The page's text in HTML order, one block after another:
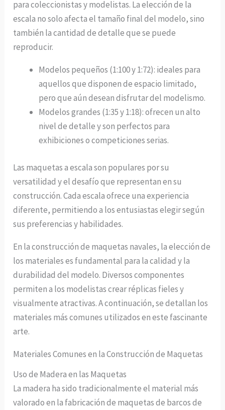
para coleccionistas y modelistas. La elección de la
escala no solo afecta el tamaño final del modelo, sino
también la cantidad de detalle que se puede
reproducir.
Modelos pequeños (1:100 y 1:72): ideales para
aquellos que disponen de espacio limitado,
pero que aún desean disfrutar del modelismo.
Modelos grandes (1:35 y 1:18): ofrecen un alto
nivel de detalle y son perfectos para
exhibiciones o competiciones serias.
Las maquetas a escala son populares por su
versatilidad y el desafío que representan en su
construcción. Cada escala ofrece una experiencia
diferente, permitiendo a los entusiastas elegir según
sus preferencias y habilidades.
En la construcción de maquetas navales, la elección de
los materiales es fundamental para la calidad y la
durabilidad del modelo. Diversos componentes
permiten a los modelistas crear réplicas fieles y
visualmente atractivas. A continuación, se detallan los
materiales más comunes utilizados en este fascinante
arte.
Materiales Comunes en la Construcción de Maquetas
Uso de Madera en las Maquetas
La madera ha sido tradicionalmente el material más
valorado en la fabricación de maquetas de barcos de